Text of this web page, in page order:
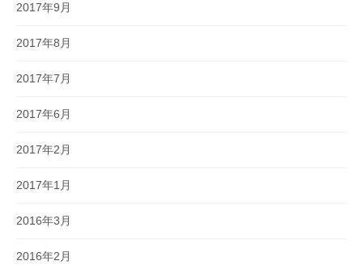
2017年9月
2017年8月
2017年7月
2017年6月
2017年2月
2017年1月
2016年3月
2016年2月